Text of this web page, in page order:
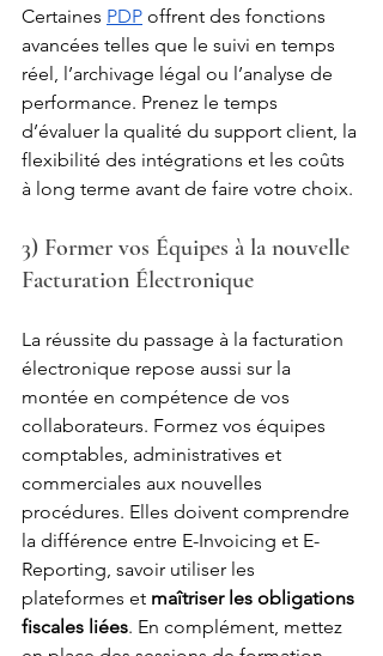
Certaines PDP offrent des fonctions
avancées telles que le suivi en temps
réel, l’archivage légal ou l’analyse de
performance. Prenez le temps
d’évaluer la qualité du support client, la
flexibilité des intégrations et les coûts
à long terme avant de faire votre choix.
3) Former vos Équipes à la nouvelle
Facturation Électronique
La réussite du passage à la facturation
électronique repose aussi sur la
montée en compétence de vos
collaborateurs. Formez vos équipes
comptables, administratives et
commerciales aux nouvelles
procédures. Elles doivent comprendre
la différence entre E-Invoicing et E-
Reporting, savoir utiliser les
plateformes et maîtriser les obligations
fiscales liées. En complément, mettez